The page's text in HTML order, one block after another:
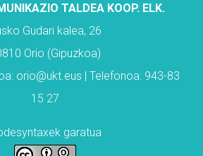
TALDEA KOOP. ELK.
Gudari kalea, 26
Orio (Gipuzkoa)
orio@ukt.eus | Telefonoa: 943-83
15 27
garatua